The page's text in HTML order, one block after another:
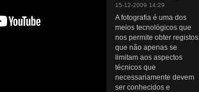
15-12-2009 14:29
A fotografia é uma dos
meios tecnológicos que
nos permite obter registos
que não apenas se
limitam aos aspectos
técnicos que
necessariamente devem
ser conhecidos e